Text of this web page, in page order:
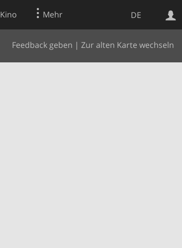
DE
Kino Mehr
Feedback geben | Zur alten Karte wechseln
Websuche